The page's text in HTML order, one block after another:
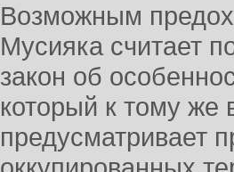
Возможным
Мусияка считает
закон об
который к тому же
предусматривает